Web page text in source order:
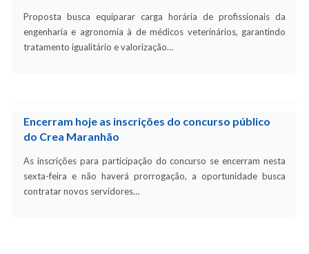
Proposta busca equiparar carga horária de profissionais da
engenharia e agronomia à de médicos veterinários, garantindo
tratamento igualitário e valorização…
Encerram hoje as inscrições do concurso público
do Crea Maranhão
As inscrições para participação do concurso se encerram nesta
sexta-feira e não haverá prorrogação, a oportunidade busca
contratar novos servidores…